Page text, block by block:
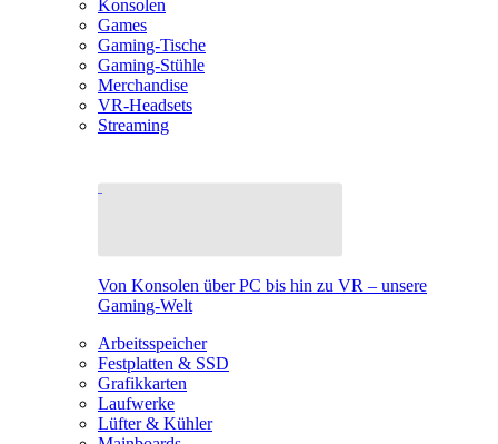
Konsolen
Games
Gaming-Tische
Gaming-Stühle
Merchandise
VR-Headsets
Streaming
Von Konsolen über PC bis hin zu VR – unsere
Gaming-Welt
Arbeitsspeicher
Festplatten & SSD
Grafikkarten
Laufwerke
Lüfter & Kühler